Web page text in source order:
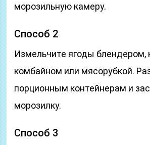
морозильную камеру.
Способ 2
Измельчите ягоды блендером,
комбайном или мясорубкой.
порционным контейнерам и
морозилку.
Способ 3